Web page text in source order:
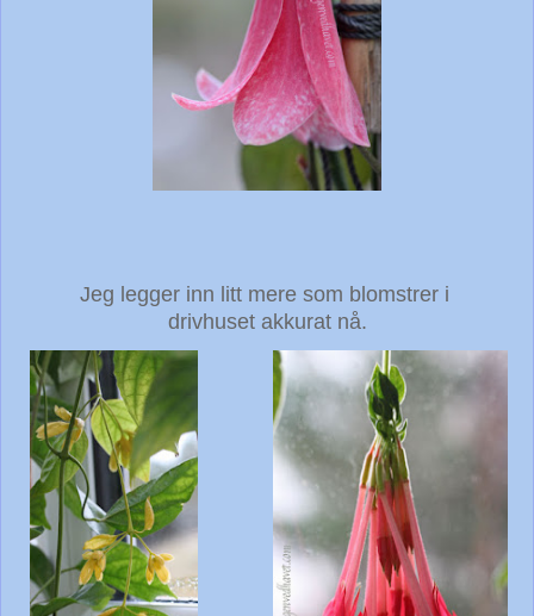
Jeg legger inn litt mere som blomstrer i
drivhuset akkurat nå.